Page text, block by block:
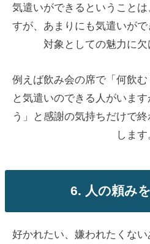
気遣いができるということ
すが、あまりにも気遣いが
対象としての魅力に欠
例えば飲み会の席で「何飲
と気遣いのできる人がいま
う」と感謝の気持ちだけで
します
6. 人の頼み
好かれたい、嫌われたくな